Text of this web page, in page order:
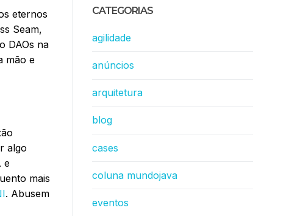
eternos
Seam,
DAOs na
mão e
algo
e
mais
. Abusem
CATEGORIAS
agilidade
anúncios
arquitetura
blog
cases
coluna mundojava
eventos